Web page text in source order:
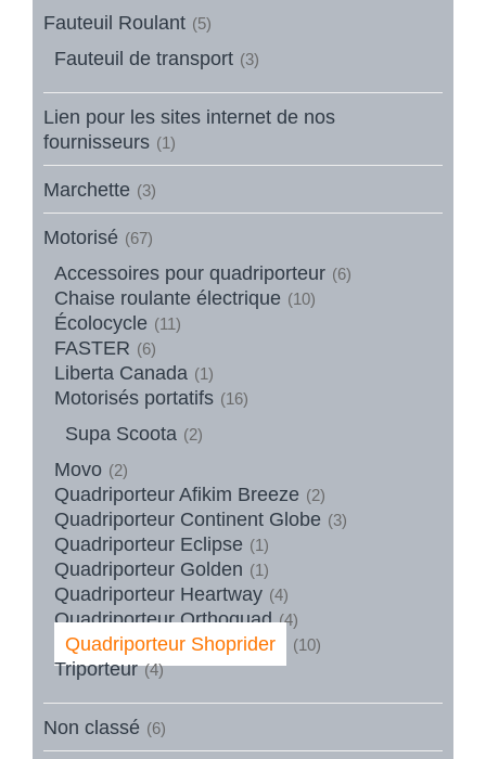
Fauteuil Roulant (5)
Fauteuil de transport (3)
Lien pour les sites internet de nos
fournisseurs (1)
Marchette (3)
Motorisé (67)
Accessoires pour quadriporteur (6)
Chaise roulante électrique (10)
Écolocycle (11)
FASTER (6)
Liberta Canada (1)
Motorisés portatifs (16)
Supa Scoota (2)
Movo (2)
Quadriporteur Afikim Breeze (2)
Quadriporteur Continent Globe (3)
Quadriporteur Eclipse (1)
Quadriporteur Golden (1)
Quadriporteur Heartway (4)
Quadriporteur Orthoquad (4)
Quadriporteur Shoprider (10)
Triporteur (4)
Non classé (6)